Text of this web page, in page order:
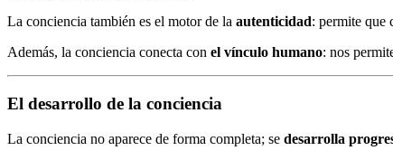
La conciencia también es el motor de la autenticidad: permite que
Además, la conciencia conecta con el vínculo humano: nos
El desarrollo de la conciencia
La conciencia no aparece de forma completa; se desarrolla